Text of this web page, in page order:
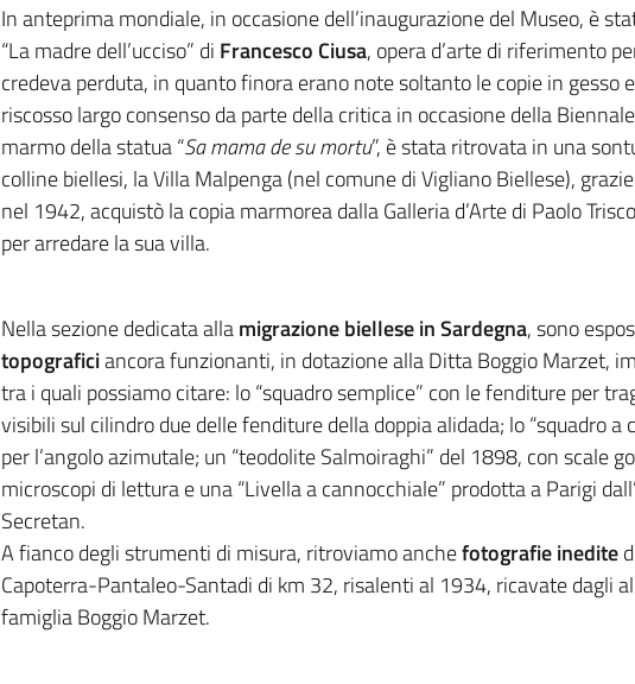
In anteprima mondiale, in occasione dell’inaugurazione del Museo, è
“La madre dell’ucciso” di Francesco Ciusa, opera d’arte di riferimento
credeva perduta, in quanto finora erano note soltanto le copie in gesso
riscosso largo consenso da parte della critica in occasione della
marmo della statua “Sa mama de su mortu”, è stata ritrovata in una
colline biellesi, la Villa Malpenga (nel comune di Vigliano Biellese),
nel 1942, acquistò la copia marmorea dalla Galleria d’Arte di Paolo
per arredare la sua villa.
Nella sezione dedicata allamigrazione biellese in Sardegna, sono
topograficiancora funzionanti, in dotazione alla Ditta Boggio Marzet,
tra i quali possiamo citare: lo “squadro semplice” con le fenditure per
visibili sul cilindro due delle fenditure della doppia alidada; lo “squadro
per l’angolo azimutale; un “teodolite Salmoiraghi” del 1898, con scale
microscopi di lettura e una “Livella a cannocchiale” prodotta a Parigi
Secretan.
A fianco degli strumenti di misura, ritroviamo anchefotografie inedite
Capoterra-Pantaleo-Santadi di km 32, risalenti al 1934, ricavate dagli
famiglia Boggio Marzet.